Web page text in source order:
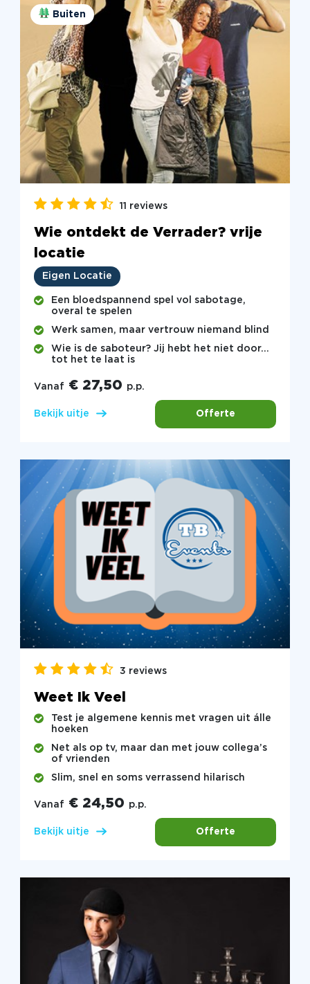
Buiten
11 reviews
Wie ontdekt de Verrader? vrije
locatie
Eigen Locatie
Een bloedspannend spel vol sabotage,
overal te spelen
Werk samen, maar vertrouw niemand blind
Wie is de saboteur? Jij hebt het niet door…
tot het te laat is
Vanaf € 27,50 p.p.
Bekijk uitje Offerte
3 reviews
Weet Ik Veel
Test je algemene kennis met vragen uit álle
hoeken
Net als op tv, maar dan met jouw collega’s
of vrienden
Slim, snel en soms verrassend hilarisch
Vanaf € 24,50 p.p.
Bekijk uitje Offerte